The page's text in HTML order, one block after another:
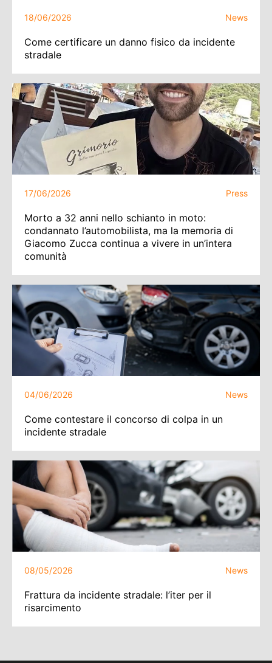
18/06/2026 News
Come certificare un danno fisico da incidente
stradale
17/06/2026 Press
Morto a 32 anni nello schianto in moto:
condannato l’automobilista, ma la memoria di
Giacomo Zucca continua a vivere in un’intera
comunità
04/06/2026 News
Come contestare il concorso di colpa in un
incidente stradale
08/05/2026 News
Frattura da incidente stradale: l’iter per il
risarcimento